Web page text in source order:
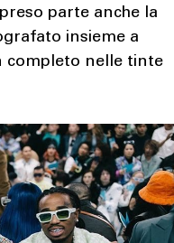
parte anche la
insieme a
completo nelle tinte